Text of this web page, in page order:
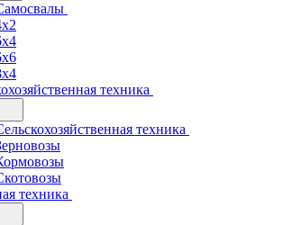
техника
техника
техника